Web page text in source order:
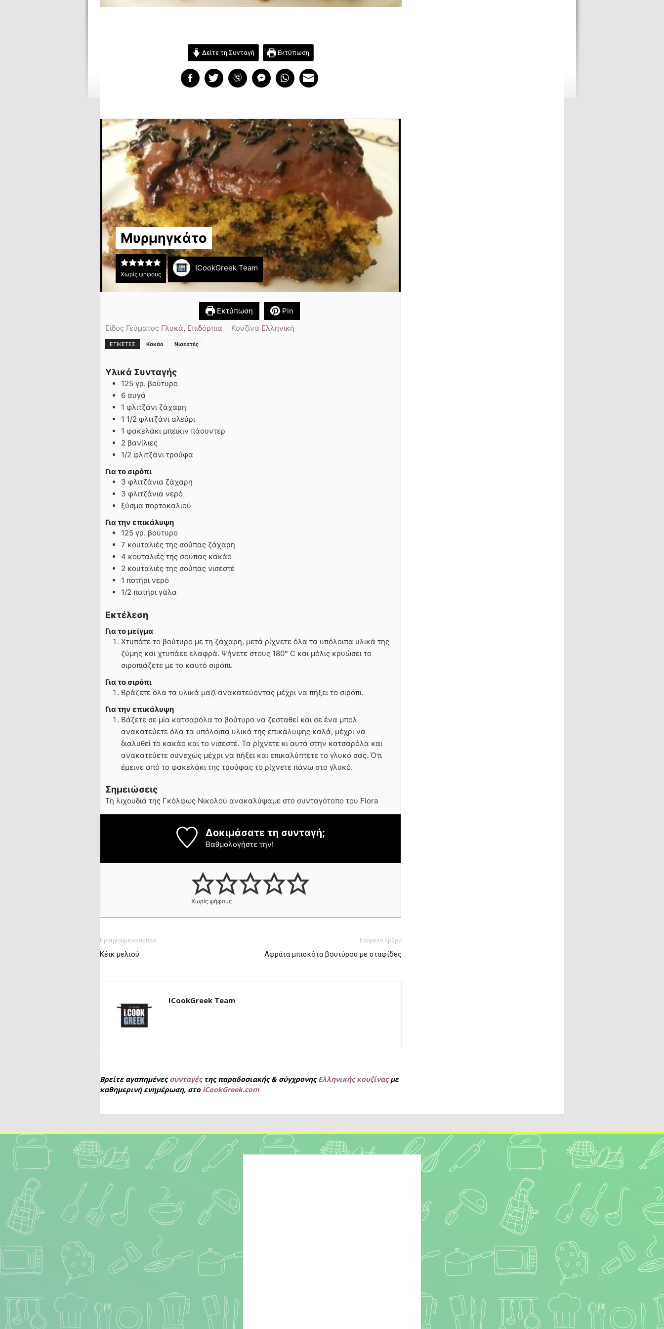
Δείτε τη Συνταγή Εκτύπωση
Μυρμηγκάτο
Χωρίς ψήφους
ICookGreek Team
Εκτύπωση
Pin
Είδος Γεύματος Γλυκά, Επιδόρπια Κουζίνα Ελληνική
ΕΤΙΚΈΤΕΣ Κακάο Νισεστές
Υλικά Συνταγής
125 γρ. βούτυρο
6 αυγά
1 φλιτζάνι ζάχαρη
1 1/2 φλιτζάνι αλεύρι
1 φακελάκι μπέικιν πάουντερ
2 βανίλιες
1/2 φλιτζάνι τρούφα
Για το σιρόπι
3 φλιτζάνια ζάχαρη
3 φλιτζάνια νερό
ξύσμα πορτοκαλιού
Για την επικάλυψη
125 γρ. βούτυρο
7 κουταλιές της σούπας ζάχαρη
4 κουταλιές της σούπας κακάο
2 κουταλιές της σούπας νισεστέ
1 ποτήρι νερό
1/2 ποτήρι γάλα
Εκτέλεση
Για το μείγμα
Χτυπάτε το βούτυρο με τη ζάχαρη, μετά ρίχνετε όλα τα υπόλοιπα υλικά της
ζύμης και χτυπάεε ελαφρά. Ψήνετε στους 180° C και μόλις κρυώσει το
σιροπιάζετε με το καυτό σιρόπι.
Για το σιρόπι
Βράζετε όλα τα υλικά μαζί ανακατεύοντας μέχρι να πήξει το σιρόπι.
Για την επικάλυψη
Βάζετε σε μία κατσαρόλα το βούτυρο να ζεσταθεί και σε ένα μπολ
ανακατεύετε όλα τα υπόλοιπα υλικά της επικάλυψης καλά, μέχρι να
διαλυθεί το κακάο και το νισεστέ. Τα ρίχνετε κι αυτά στην κατσαρόλα και
ανακατεύετε συνεχώς μέχρι να πήξει και επικαλύπτετε το γλυκό σας. Ότι
έμεινε από το φακελάκι της τρούφας το ρίχνετε πάνω στο γλυκό.
Σημειώσεις
Τη λιχουδιά της Γκόλφως Νικολού ανακαλύψαμε στο συνταγότοπο του Flora
Δοκιμάσατε τη συνταγή;
Βαθμολογήστε την!
Χωρίς ψήφους
Προηγούμενο άρθρο
Κέικ μελιού
Επόμενο άρθρο
Αφράτα μπισκότα βουτύρου με σταφίδες
ICookGreek Team
Βρείτε αγαπημένεςσυνταγέςτης παραδοσιακής & σύγχρονηςΕλληνικής κουζίναςμε
καθημερινή ενημέρωση, στο iCookGreek.com